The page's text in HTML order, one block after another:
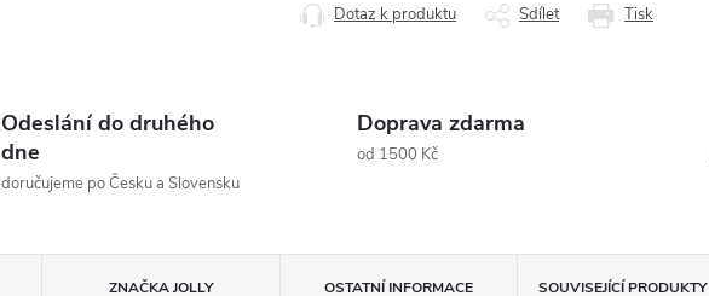
Tisk
Dotaz k produktu Sdílet
Odeslání do druhého
dne
doručujeme po Česku a Slovensku
Doprava zdarma
od 1500 Kč
ZNAČKAJOLLY OSTATNÍ INFORMACE SOUVISEJÍCÍ PRODUKTY